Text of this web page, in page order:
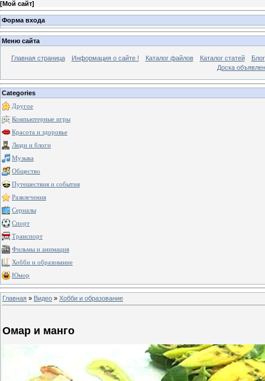
[Мой сайт]
Форма входа
Меню сайта
Главная страница Информация о сайте ! Каталог файлов Каталог статей
Блог
Доска
Categories
Другое
Компьютерные игры
Красота и здоровье
Люди и блоги
Музыка
Общество
Путешествия и события
Развлечения
Сериалы
Спорт
Транспорт
Фильмы и анимация
Хобби и образование
Юмор
Главная » Видео » Хобби и образование
Омар и манго